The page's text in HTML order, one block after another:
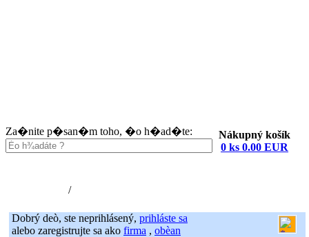
Za�nite p�san�m toho, �o h�ad�te:
Nákupný košík
0 ks 0.00 EUR
/
Dobrý deò, ste neprihlásený, prihláste sa
alebo zaregistrujte sa ako firma , obèan